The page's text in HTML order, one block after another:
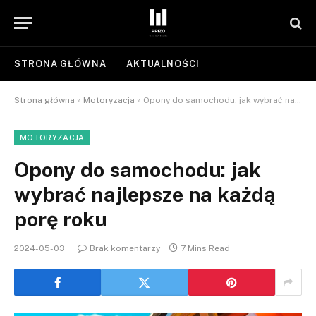
STRONA GŁÓWNA AKTUALNOŚCI
Strona główna » Motoryzacja » Opony do samochodu: jak wybrać najlepsze na każdą porę roku
MOTORYZACJA
Opony do samochodu: jak
wybrać najlepsze na każdą
porę roku
2024-05-03 Brak komentarzy 7 Mins Read